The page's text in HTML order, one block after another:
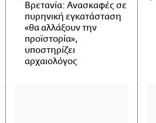
Βρετανία: Ανασκαφές σε
πυρηνική εγκατάσταση
«θα αλλάξουν την
προϊστορία»,
υποστηρίζει
αρχαιολόγος